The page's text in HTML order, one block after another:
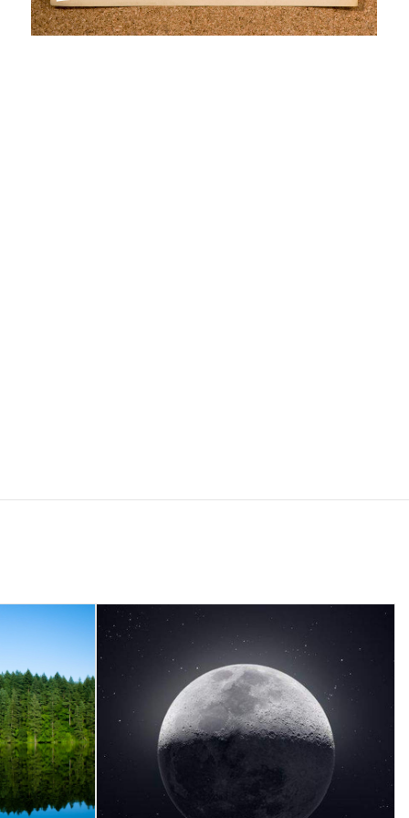
sed do
ut
test partner 3
Duis aute irure dolor in
reprehenderit in voluptate velit
esse cillum dolore eu fugiat nulla
pariatur.